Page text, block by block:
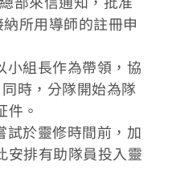
所用導師的註冊申
小組長作為帶領，協
時，分隊開始為隊
件。
試於靈修時間前，加
安排有助隊員投入靈